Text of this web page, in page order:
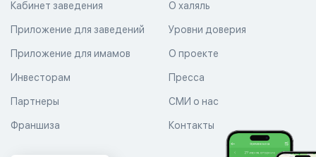
О халяль
Уровни доверия
Кабинет заведения
Приложение для заведений
Приложение для имамов О проекте
Пресса
СМИ о нас
Контакты
Инвесторам
Партнеры
Франшиза